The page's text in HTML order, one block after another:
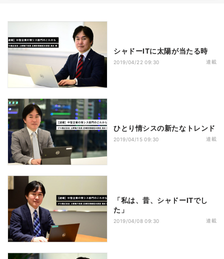
シャドーITに太陽が当たる時
2019/04/22 09:30 連載
ひとり情シスの新たなトレンド
2019/04/15 09:30 連載
「私は、昔、シャドーITでし
た」
2019/04/08 09:30 連載